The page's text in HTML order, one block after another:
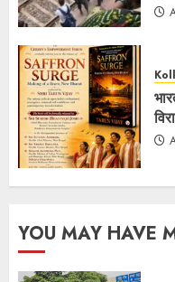
YOU MAY HAVE